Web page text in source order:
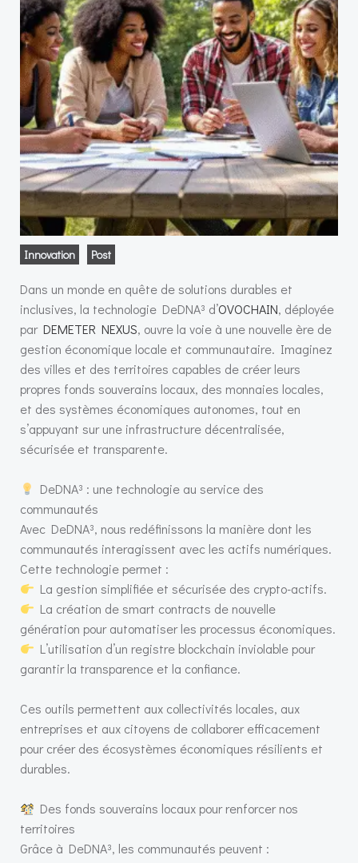
Innovation Post
Dans un monde en quête de solutions durables et
inclusives, la technologie DeDNA³ d’OVOCHAIN, déployée
par DEMETER NEXUS, ouvre la voie à une nouvelle ère de
gestion économique locale et communautaire. Imaginez
des villes et des territoires capables de créer leurs
propres fonds souverains locaux, des monnaies locales,
et des systèmes économiques autonomes, tout en
s’appuyant sur une infrastructure décentralisée,
sécurisée et transparente.
DeDNA³ : une technologie au service des
communautés
Avec DeDNA³, nous redéfinissons la manière dont les
communautés interagissent avec les actifs numériques.
Cette technologie permet :
La gestion simplifiée et sécurisée des crypto-actifs.
La création de smart contracts de nouvelle
génération pour automatiser les processus économiques.
L’utilisation d’un registre blockchain inviolable pour
garantir la transparence et la confiance.
Ces outils permettent aux collectivités locales, aux
entreprises et aux citoyens de collaborer efficacement
pour créer des écosystèmes économiques résilients et
durables.
Des fonds souverains locaux pour renforcer nos
territoires
Grâce à DeDNA³, les communautés peuvent :